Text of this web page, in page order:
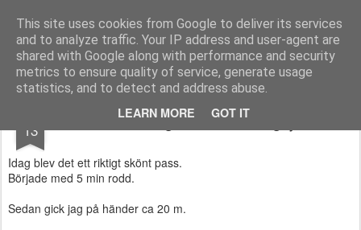
This site uses cookies from Google to deliver its services
and to analyze traffic. Your IP address and user-agent are
shared with Google along with performance and security
metrics to ensure quality of service, generate usage
statistics, and to detect and address abuse.
LEARN MORE GOT IT
Functional Fitness by Mattias - Träningsinspiration & träningsfilmer
Pages
13 Skön träning med bl.a. maghjulet
Idag blev det ett riktigt skönt pass.
Började med 5 min rodd.
Sedan gick jag på händer ca 20 m.